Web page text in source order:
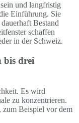
und langfristig
Einführung. Sie
Bestand
schaffen
in der Schweiz.
bis drei
Es wird
zu konzentrieren.
zum Beispiel vor dem